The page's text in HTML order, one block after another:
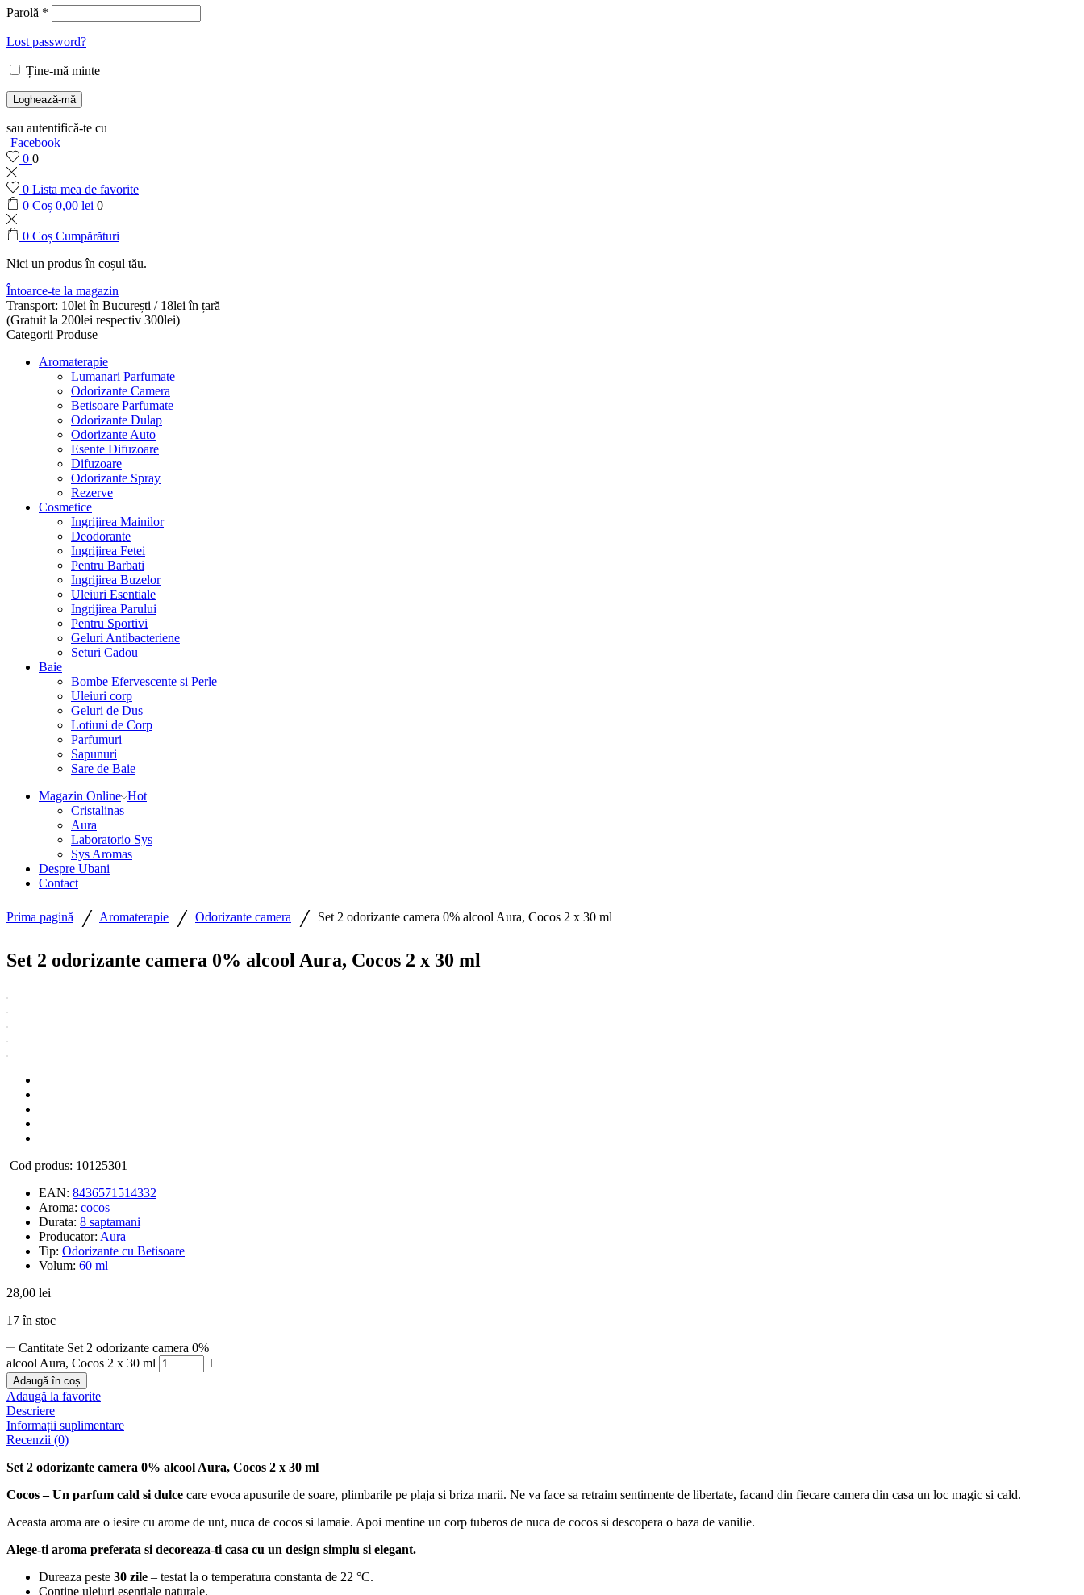
Parolă *
Lost password?
Ține-mă minte
Loghează-mă
sau autentifică-te cu
Facebook
0 0
0 Lista mea de favorite
0 Coș 0,00 lei 0
0 Coș Cumpărături
Nici un produs în coșul tău.
Întoarce-te la magazin
Transport: 10lei în București / 18lei în țară
(Gratuit la 200lei respectiv 300lei)
Categorii Produse
Aromaterapie
Lumanari Parfumate
Odorizante Camera
Betisoare Parfumate
Odorizante Dulap
Odorizante Auto
Esente Difuzoare
Difuzoare
Odorizante Spray
Rezerve
Cosmetice
Ingrijirea Mainilor
Deodorante
Ingrijirea Fetei
Pentru Barbati
Ingrijirea Buzelor
Uleiuri Esentiale
Ingrijirea Parului
Pentru Sportivi
Geluri Antibacteriene
Seturi Cadou
Baie
Bombe Efervescente si Perle
Uleiuri corp
Geluri de Dus
Lotiuni de Corp
Parfumuri
Sapunuri
Sare de Baie
Magazin Online Hot
Cristalinas
Aura
Laboratorio Sys
Sys Aromas
Despre Ubani
Contact
Prima pagină / Aromaterapie / Odorizante camera / Set 2 odorizante camera 0% alcool Aura, Cocos 2 x 30 ml
Set 2 odorizante camera 0% alcool Aura, Cocos 2 x 30 ml
Cod produs: 10125301
EAN: 8436571514332
Aroma: cocos
Durata: 8 saptamani
Producator: Aura
Tip: Odorizante cu Betisoare
Volum: 60 ml
28,00 lei
17 în stoc
Cantitate Set 2 odorizante camera 0%
alcool Aura, Cocos 2 x 30 ml
Adaugă în coș
Adaugă la favorite
Descriere
Informații suplimentare
Recenzii (0)
Set 2 odorizante camera 0% alcool Aura, Cocos 2 x 30 ml
Cocos – Un parfum cald si dulce care evoca apusurile de soare, plimbarile pe plaja si briza marii. Ne va face sa retraim sentimente de libertate, facand din fiecare camera din casa un loc magic si cald.
Aceasta aroma are o iesire cu arome de unt, nuca de cocos si lamaie. Apoi mentine un corp tuberos de nuca de cocos si descopera o baza de vanilie.
Alege-ti aroma preferata si decoreaza-ti casa cu un design simplu si elegant.
Dureaza peste 30 zile – testat la o temperatura constanta de 22 °C.
Contine uleiuri esentiale naturale.